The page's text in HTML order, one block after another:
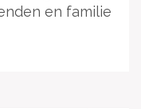
en familie